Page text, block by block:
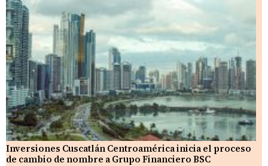
Inversiones Cuscatlán Centroamérica inicia el proceso
de cambio de nombre a Grupo Financiero BSC